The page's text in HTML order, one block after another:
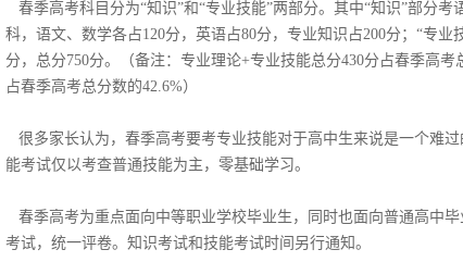
春季高考科目分为“知识”和“专业技能”两部分。其中“知识”部分
科，语文、数学各占120分，英语占80分，专业知识占200分；“专
分，总分750分。（备注：专业理论+专业技能总分430分占春季高考
占春季高考总分数的42.6%）
很多家长认为，春季高考要考专业技能对于高中生来说是一个难
能考试仅以考查普通技能为主，零基础学习。
春季高考为重点面向中等职业学校毕业生，同时也面向普通高中
考试，统一评卷。知识考试和技能考试时间另行通知。